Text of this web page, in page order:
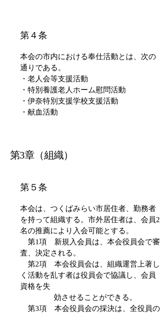
​第４条
本会の市内における奉仕活動とは、次の
通りである。
・老人会等支援活動
・特別養護老人ホーム慰問活動
・伊奈特別支援学校支援活動
・献血活動
第3章（組織）
​第５条
本会は、つくばみらい市居住者、勤務者
を持って組織する。市外居住者は、会員2
名の推薦により入会可能とする。
第1項 新規入会員は、本会役員会で審
査、決定される。
第2項 本会役員会は、組織運営上著し
く活動を乱す者は役員会で協議し、会員
資格を失
効させることができる。
第3項 本会役員会の採決は、全役員の